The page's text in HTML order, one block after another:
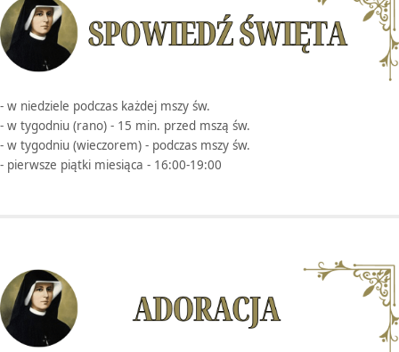
- w niedziele podczas każdej mszy św.
- w tygodniu (rano) - 15 min. przed mszą św.
- w tygodniu (wieczorem) - podczas mszy św.
- pierwsze piątki miesiąca - 16:00-19:00